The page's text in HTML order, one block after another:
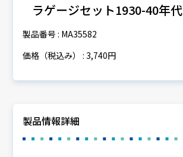
ラゲージセット1930-40年代
製品番号 : MA35582
価格（税込み） : 3,740円
製品情報詳細